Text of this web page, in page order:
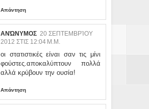
Απάντηση
ΑΝΏΝΥΜΟΣ 20 ΣΕΠΤΕΜΒΡΊΟΥ
2012 ΣΤΙΣ 12:04 Μ.Μ.
οι στατιστικές είναι σαν τις μίνι
φούστες.αποκαλύπτουν πολλά
αλλά κρύβουν την ουσία!
Απάντηση